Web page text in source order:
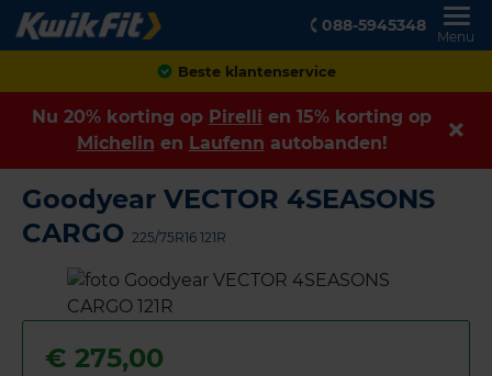
088-5945348
Menu
Achteraf betalen
Nu 20% korting op Pirelli en 15% korting op
Michelin en Laufenn autobanden!
Goodyear VECTOR 4SEASONS
CARGO 225/75R16 121R
€ 275,00